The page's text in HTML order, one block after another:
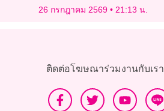
26 กรกฎาคม 2569 21:13 น.
ติดต่อโฆษณาร่วมงานกับเรา